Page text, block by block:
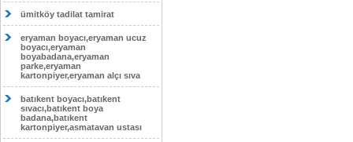
ümitköy tadilat tamirat
eryaman boyacı,eryaman ucuz
boyacı,eryaman
boyabadana,eryaman
parke,eryaman
kartonpiyer,eryaman alçı sıva
batıkent boyacı,batıkent
sıvacı,batıkent boya
badana,batıkent
kartonpiyer,asmatavan ustası